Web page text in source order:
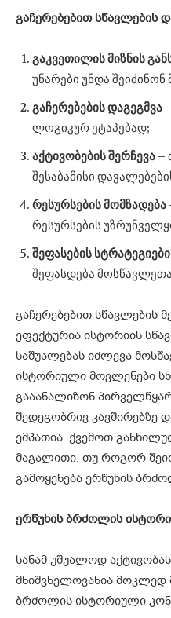
გაჩერებებით სწავლების
გაკვეთილისმიზნის
უნარები უნდა
გაჩერებებისდაგეგმვა
ლოგიკურ ეტაპებად;
აქტივობებისშერჩევა –
შესაბამისი
რესურსებისმომზადება
რესურსების
შეფასების
შეფასდება
გაჩერებებით სწავლების
ეფექტურია ისტორიის
საშუალებას იძლევა
ისტორიული მოვლენები
გააანალიზონ
შედეგობრივ კავშირებზე
ემპათია. ქვემოთ
მაგალითი, თუ როგორ
გამოყენება ერწუხის
ერწუხისბრძოლის
სანამ უშუალოდ
მნიშვნელოვანია
ბრძოლის ისტორიული